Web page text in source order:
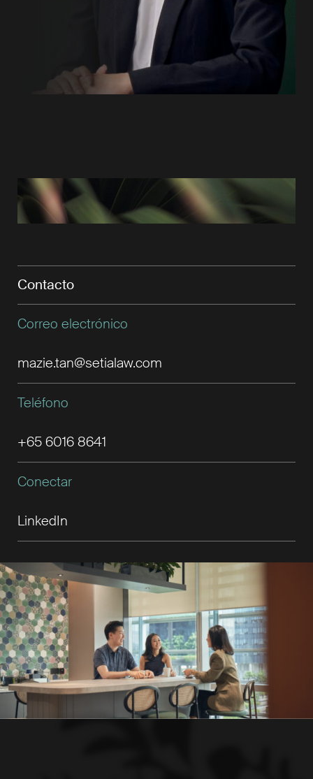
Contacto
Correo electrónico
mazie.tan@setialaw.com
Teléfono
+65 6016 8641
Conectar
LinkedIn